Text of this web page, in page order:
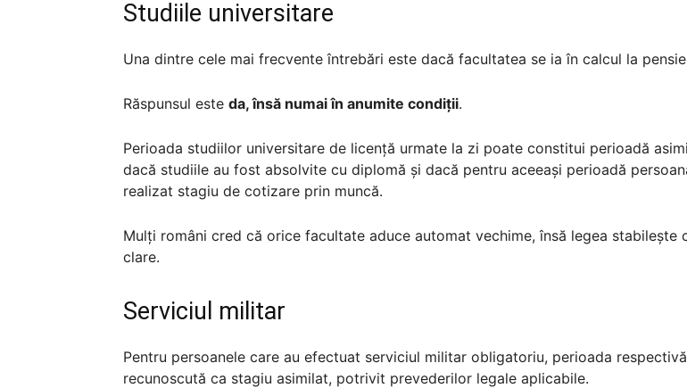
Studiile universitare
Una dintre cele mai frecvente întrebări este dacă facultatea se ia în calcul la
Răspunsul este da, însă numai în anumite condiții.
Perioada studiilor universitare de licență urmate la zi poate constitui perioadă
dacă studiile au fost absolvite cu diplomă și dacă pentru aceeași perioadă
realizat stagiu de cotizare prin muncă.
Mulți români cred că orice facultate aduce automat vechime, însă legea stabilește
clare.
Serviciul militar
Pentru persoanele care au efectuat serviciul militar obligatoriu, perioada
recunoscută ca stagiu asimilat, potrivit prevederilor legale aplicabile.